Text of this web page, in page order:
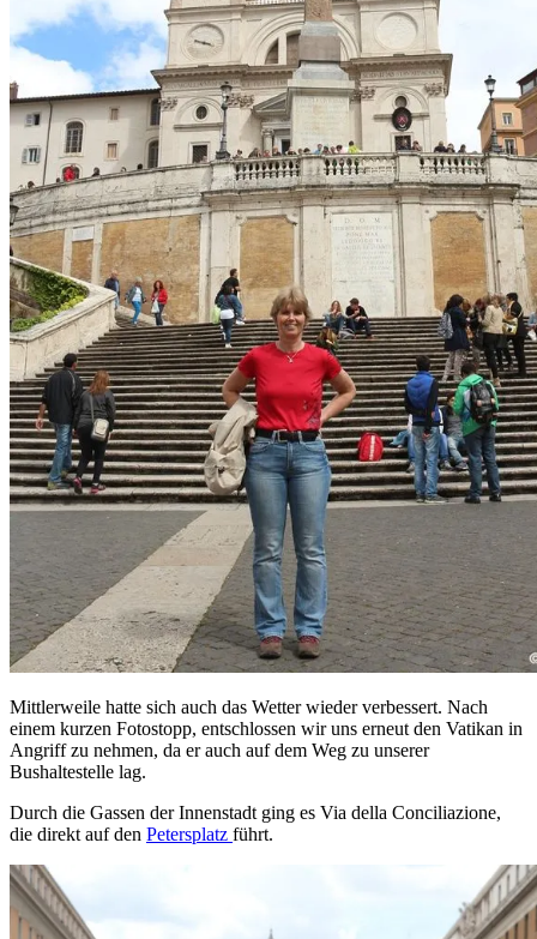
Mittlerweile hatte sich auch das Wetter wieder verbessert. Nach
einem kurzen Fotostopp, entschlossen wir uns erneut den Vatikan in
Angriff zu nehmen, da er auch auf dem Weg zu unserer
Bushaltestelle lag.
Durch die Gassen der Innenstadt ging es Via della Conciliazione,
die direkt auf den Petersplatz führt.